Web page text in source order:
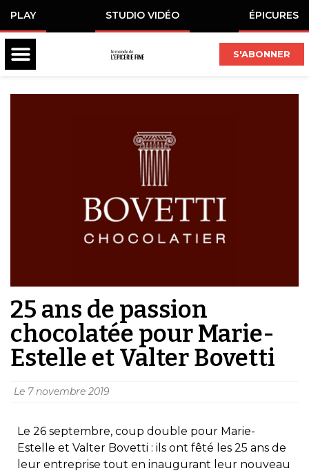
PLAY STUDIO VIDÉO ÉPICURES
S'ABONNER
25 ans de passion
chocolatée pour Marie-
Estelle et Valter Bovetti
Le 7 novembre 2019
Le 26 septembre, coup double pour Marie-
Estelle et Valter Bovetti : ils ont fêté les 25 ans de
leur entreprise tout en inaugurant leur nouveau